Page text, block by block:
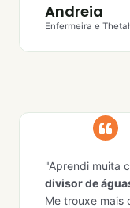
Andreia
Enfermeira e
"Aprendi muita
divisor de
Me trouxe mais